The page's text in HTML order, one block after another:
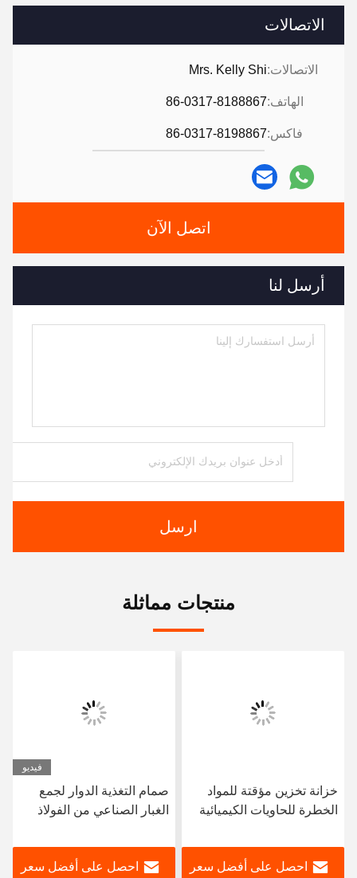
الاتصالات
الاتصالات:Mrs. Kelly Shi
الهاتف:86-0317-8188867
فاكس:86-0317-8198867
اتصل الآن
أرسل لنا
ارسل
منتجات مماثلة
خزانة تخزين مؤقتة للمواد
الخطرة للحاويات الكيميائية
احصل على أفضل سعر
فيديو
صمام التغذية الدوار لجمع
الغبار الصناعي من الفولاذ
150
احصل على أفضل سعر